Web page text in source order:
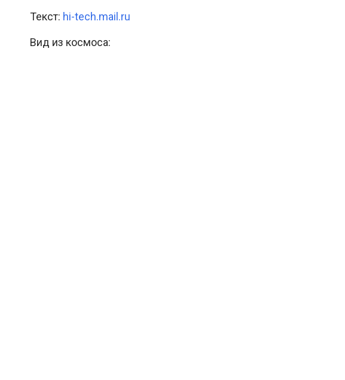
Текст: hi-tech.mail.ru
Вид из космоса: